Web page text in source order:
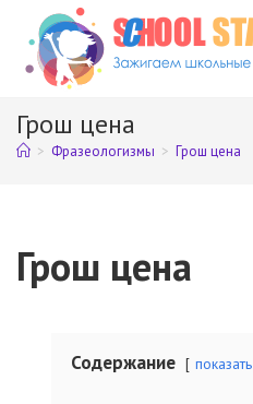
Перейти
содержимому
Грош цена
> Фразеологизмы > Грош цена
Грош цена
Содержание показать